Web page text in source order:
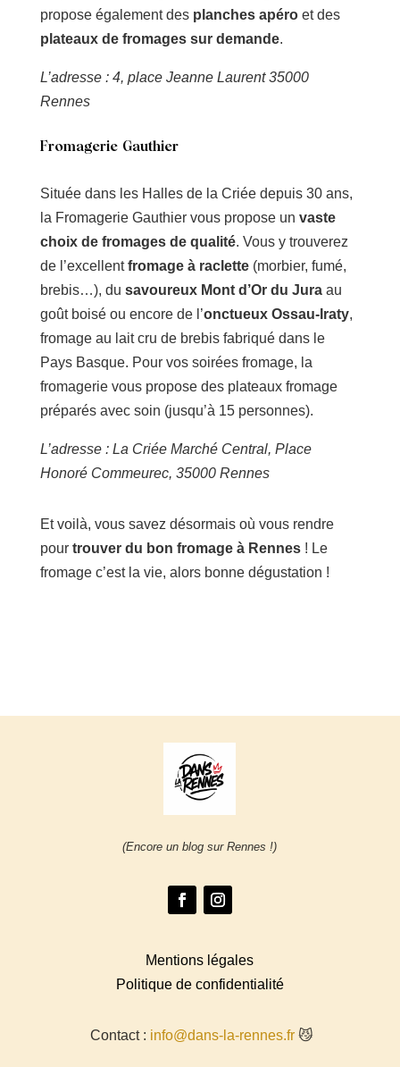
propose également des planches apéroet des
plateaux de fromages sur demande.
L’adresse : 4, place Jeanne Laurent 35000
Rennes
Fromagerie Gauthier
Située dans les Halles de la Criée depuis 30 ans,
la Fromagerie Gauthier vous propose un vaste
choix de fromages de qualité. Vous y trouverez
de l’excellentfromage à raclette(morbier, fumé,
brebis…), du savoureux Mont d’Or du Jura au
goût boisé ou encore de l’onctueux Ossau-Iraty,
fromage au lait cru de brebis fabriqué dans le
Pays Basque. Pour vos soirées fromage, la
fromagerie vous propose des plateaux fromage
préparés avec soin (jusqu’à 15 personnes).
L’adresse : La Criée Marché Central, Place
Honoré Commeurec, 35000 Rennes
Et voilà, vous savez désormais où vous rendre
pour trouver du bon fromage à Rennes! Le
fromage c’est la vie, alors bonne dégustation !
(Encore un blog sur Rennes !)
Mentions légales
Politique de confidentialité
Contact : info@dans-la-rennes.fr😼